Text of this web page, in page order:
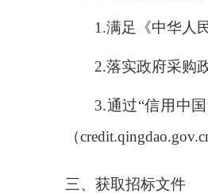
1.满足《中华人
2.落实政府采购
3.通过“信用中
（
三、获取招标文件